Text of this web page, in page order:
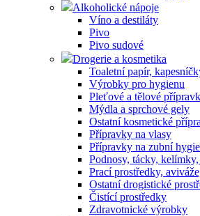
Alkoholické nápoje
Víno a destiláty
Pivo
Pivo sudové
Drogerie a kosmetika
Toaletní papír,
Výrobky pro hygienu
Pleťové a tělové
Mýdla a sprchové gely
Ostatní kosmetické
Přípravky na vlasy
Přípravky na zubní
Podnosy, tácky,
Prací prostředky,
Ostatní drogistické
Čistící prostředky
Zdravotnické výrobky